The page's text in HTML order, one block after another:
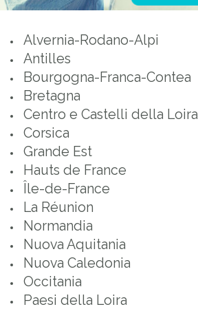
Alvernia-Rodano-Alpi
Antilles
Bourgogna-Franca-Contea
Bretagna
Centro e Castelli della Loira
Corsica
Grande Est
Hauts de France
Île-de-France
La Réunion
Normandia
Nuova Aquitania
Nuova Caledonia
Occitania
Paesi della Loira